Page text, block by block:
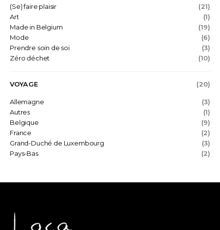
(Se) faire plaisir
(21)
Art
(1)
Made in Belgium
(19)
Mode
(6)
Prendre soin de soi
(3)
Zéro déchet
(10)
VOYAGE (20)
Allemagne
(3)
Autres
(1)
Belgique
(9)
France
(2)
Grand-Duché de Luxembourg
(3)
Pays-Bas
(2)